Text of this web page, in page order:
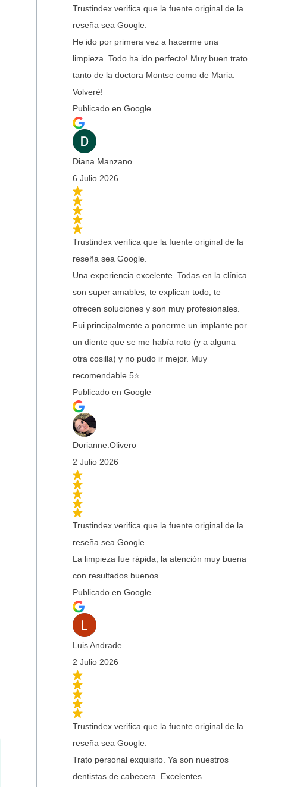
Trustindex verifica que la fuente original de la
reseña sea Google.
He ido por primera vez a hacerme una
limpieza. Todo ha ido perfecto! Muy buen trato
tanto de la doctora Montse como de Maria.
Volveré!
Publicado en Google
Diana Manzano
6 Julio 2026
Trustindex verifica que la fuente original de la
reseña sea Google.
Una experiencia excelente. Todas en la clínica
son super amables, te explican todo, te
ofrecen soluciones y son muy profesionales.
Fui principalmente a ponerme un implante por
un diente que se me había roto (y a alguna
otra cosilla) y no pudo ir mejor. Muy
recomendable 5⭐
Publicado en Google
Dorianne.Olivero
2 Julio 2026
Trustindex verifica que la fuente original de la
reseña sea Google.
La limpieza fue rápida, la atención muy buena
con resultados buenos.
Publicado en Google
Luis Andrade
2 Julio 2026
Trustindex verifica que la fuente original de la
reseña sea Google.
Trato personal exquisito. Ya son nuestros
dentistas de cabecera. Excelentes